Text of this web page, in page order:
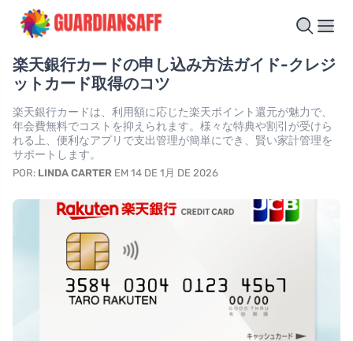
楽天銀行カードの申し込み方法ガイド-クレジ
ットカード取得のコツ
楽天銀行カードは、利用額に応じた楽天ポイント還元が魅力で、
年会費無料でコストを抑えられます。様々な特典や割引が受けら
れる上、便利なアプリで支出管理が簡単にでき、賢い家計管理を
サポートします。
POR: LINDA CARTER EM 14 DE 1月 DE 2026